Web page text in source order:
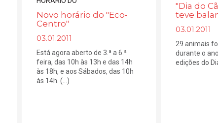
Novo horário do "Eco-
Centro"
03.01.2011
Está agora aberto de 3.ª a 6.ª
feira, das 10h às 13h e das 14h
às 18h, e aos Sábados, das 10h
às 14h. (...)
"Dia do
teve
03.01.2011
29 animais
durante o
edições do